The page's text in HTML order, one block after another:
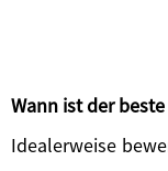
Wann ist der
Idealerweise